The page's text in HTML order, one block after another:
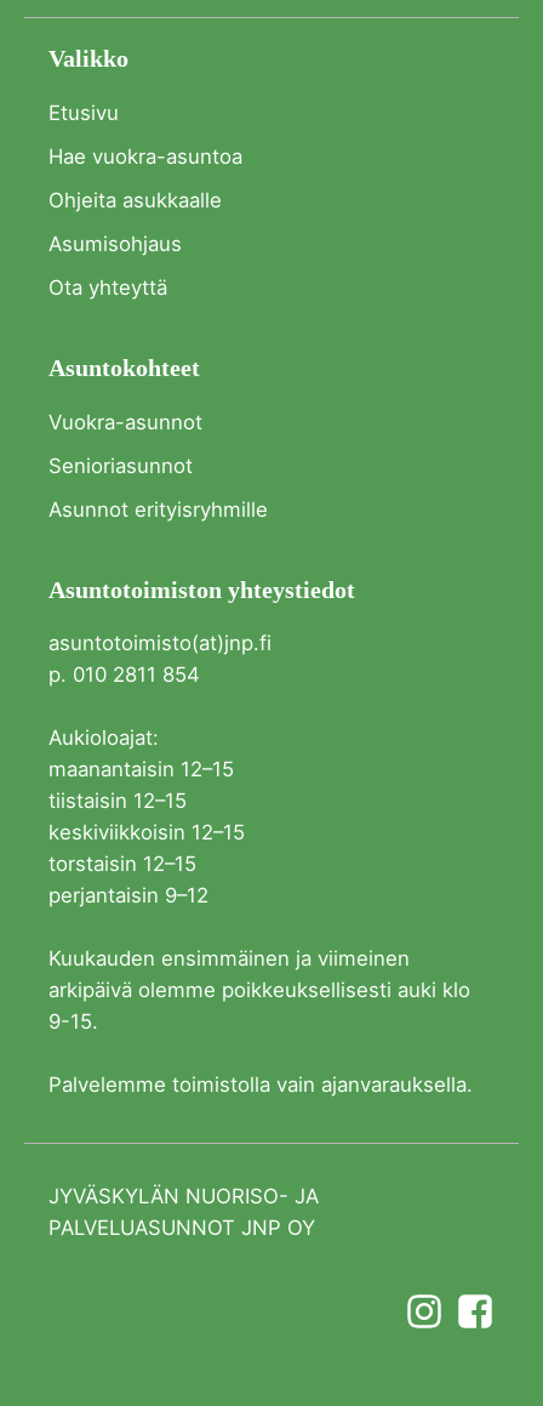
Valikko
Etusivu
Hae vuokra-asuntoa
Ohjeita asukkaalle
Asumisohjaus
Ota yhteyttä
Asuntokohteet
Vuokra-asunnot
Senioriasunnot
Asunnot erityisryhmille
Asuntotoimiston yhteystiedot
asuntotoimisto(at)jnp.fi
p. 010 2811 854
Aukioloajat:
maanantaisin 12–15
tiistaisin 12–15
keskiviikkoisin 12–15
torstaisin 12–15
perjantaisin 9–12
Kuukauden ensimmäinen ja viimeinen
arkipäivä olemme poikkeuksellisesti auki klo
9-15.
Palvelemme toimistolla vain ajanvarauksella.
JYVÄSKYLÄN NUORISO- JA
PALVELUASUNNOT JNP OY